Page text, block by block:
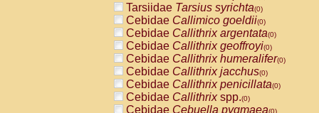
Tarsiidae Tarsius syrichta(0)
Cebidae Callimico goeldii(0)
Cebidae Callithrix argentata(0)
Cebidae Callithrix geoffroyi(0)
Cebidae Callithrix humeralifer(0)
Cebidae Callithrix jacchus(0)
Cebidae Callithrix penicillata(0)
Cebidae Callithrixspp.(0)
Cebidae Cebuella pygmaea(0)